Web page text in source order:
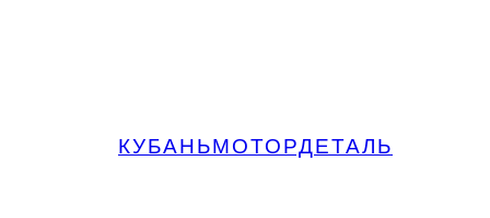
КУБАНЬМОТОРДЕТАЛЬ